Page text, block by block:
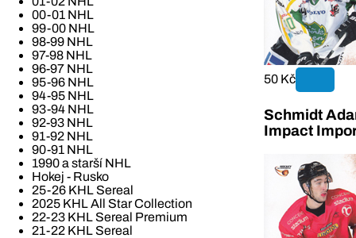
00-01 NHL
99-00 NHL
98-99 NHL
97-98 NHL
96-97 NHL
95-96 NHL
94-95 NHL
93-94 NHL
92-93 NHL
91-92 NHL
90-91 NHL
1990 a starší NHL
Hokej - Rusko
25-26 KHL Sereal
2025 KHL All Star Collection
22-23 KHL Sereal Premium
21-22 KHL Sereal
50 Kč
Schmidt
Impact